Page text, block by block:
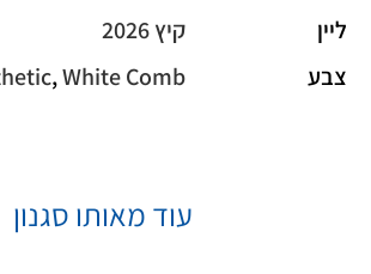
ליין
קיץ 2026
צבע
,White Comb
עוד מאותו סגנון